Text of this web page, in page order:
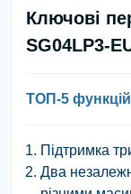
Ключові
SG04LP3-
ТОП-5 функцій,
Підтримка
Два